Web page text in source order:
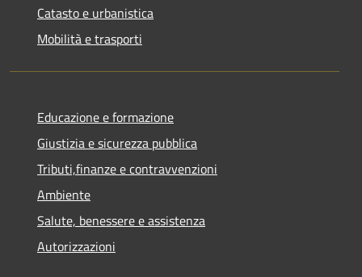
Catasto e urbanistica
Mobilità e trasporti
Educazione e formazione
Giustizia e sicurezza pubblica
Tributi,finanze e contravvenzioni
Ambiente
Salute, benessere e assistenza
Autorizzazioni